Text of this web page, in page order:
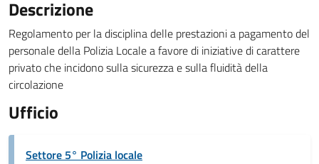
Descrizione
Regolamento per la disciplina delle prestazioni a pagamento del
personale della Polizia Locale a favore di iniziative di carattere
privato che incidono sulla sicurezza e sulla fluidità della
circolazione
Ufficio
Settore 5° Polizia locale